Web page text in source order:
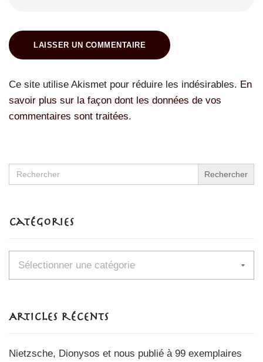
LAISSER UN COMMENTAIRE
Ce site utilise Akismet pour réduire les indésirables. En
savoir plus sur la façon dont les données de vos
commentaires sont traitées.
Search
for:
Catégories
Catégories
Articles récents
Nietzsche, Dionysos et nous publié à 99 exemplaires